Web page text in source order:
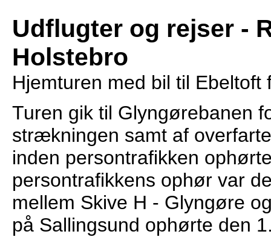
Udflugter og rejser -
Holstebro
Hjemturen med bil til Ebeltoft
Turen gik til Glyngørebanen
strækningen samt af
inden persontrafikken
persontrafikkens ophør var
mellem Skive H - Glyngøre
på Sallingsund ophørte den